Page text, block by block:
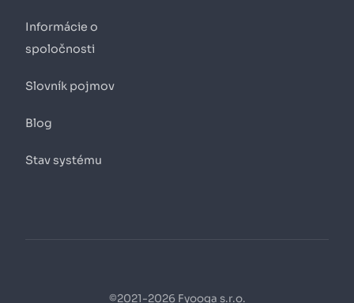
Informácie o
spoločnosti
Slovník pojmov
Blog
Stav systému
©2021-2026 Fyooga s.r.o.